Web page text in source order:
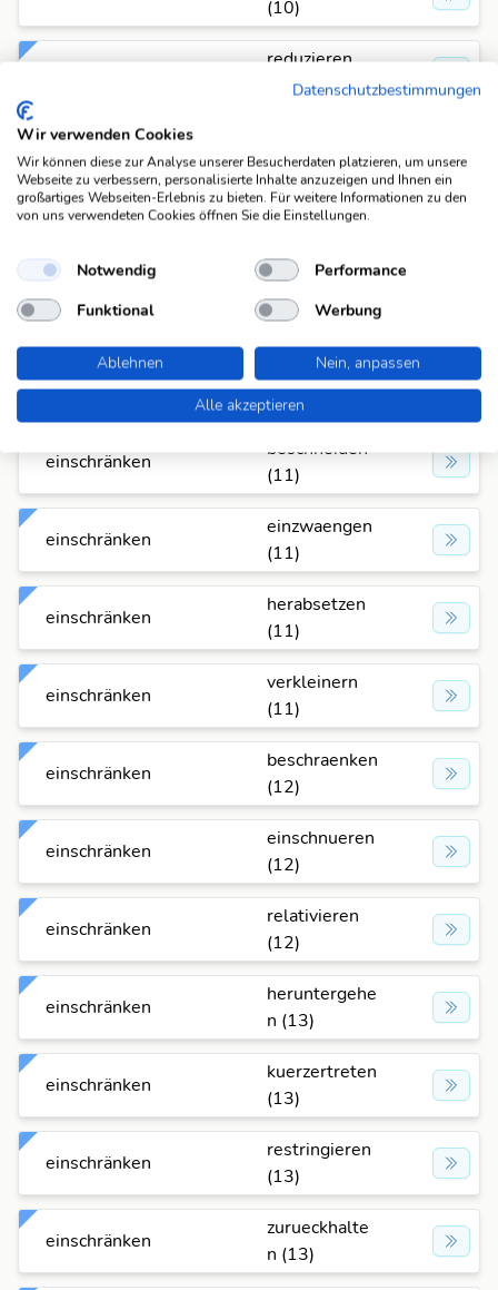
(10)
reduzieren
(10)
einschränken
(10)
einschränken
verknappen
einschränken
vermindern
(10)
einschränken
verringern
(10)
einschränken
beschneiden
(11)
einschränken
einzwaengen
(11)
einschränken
herabsetzen
(11)
einschränken
verkleinern
(11)
einschränken
beschraenken
(12)
einschränken
einschnueren
(12)
einschränken
relativieren
(12)
einschränken
heruntergehe
n (13)
einschränken
kuerzertreten
(13)
einschränken
restringieren
(13)
einschränken
zurueckhalte
n (13)
Datenschutzbestimmungen
Wir verwenden Cookies
Wir können diese zur Analyse unserer Besucherdaten platzieren, um unsere
Webseite zu verbessern, personalisierte Inhalte anzuzeigen und Ihnen ein
großartiges Webseiten-Erlebnis zu bieten. Für weitere Informationen zu den
von uns verwendeten Cookies öffnen Sie die Einstellungen.
Notwendig
Performance
Funktional
Werbung
Ablehnen
Nein, anpassen
Alle akzeptieren